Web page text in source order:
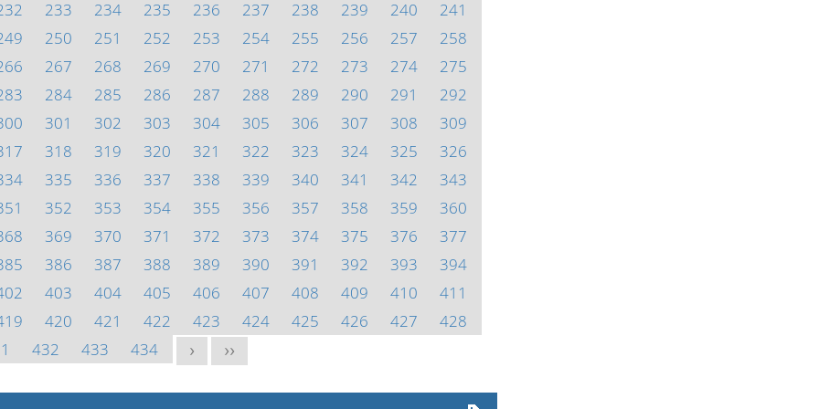
233 234 235 236 237 238 239 240
241
250 251 252 253 254 255 256 257
258
267 268 269 270 271 272 273 274
275
284 285 286 287 288 289 290 291
292
301 302 303 304 305 306 307 308
309
318 319 320 321 322 323 324 325
326
335 336 337 338 339 340 341 342
343
352 353 354 355 356 357 358 359
360
369 370 371 372 373 374 375 376
377
386 387 388 389 390 391 392 393
394
403 404 405 406 407 408 409 410
411
420 421 422 423 424 425 426 427
428
432 433 434 > >>